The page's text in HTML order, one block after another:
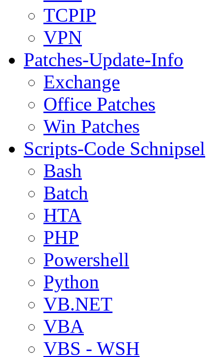
TCPIP
VPN
Patches-Update-Info
Exchange
Office Patches
Win Patches
Scripts-Code Schnipsel
Bash
Batch
HTA
PHP
Powershell
Python
VB.NET
VBA
VBS - WSH